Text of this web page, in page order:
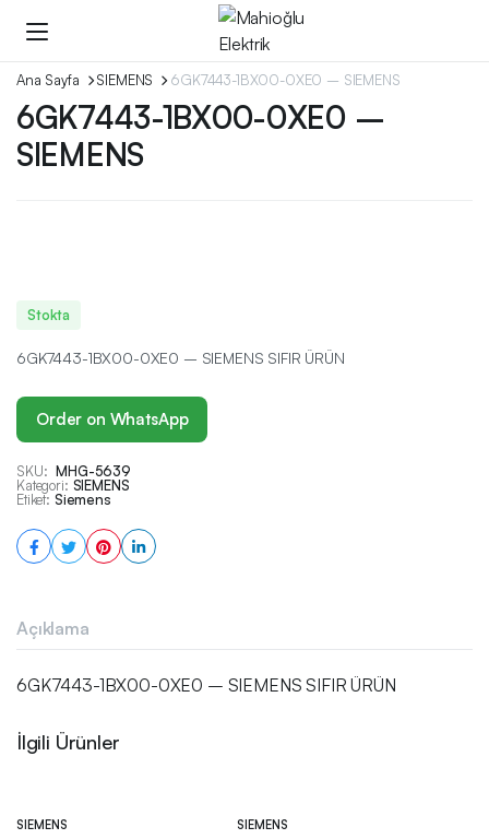
Ana Sayfa SIEMENS 6GK7443-1BX00-0XE0 – SIEMENS
6GK7443-1BX00-0XE0 –
SIEMENS
Stokta
6GK7443-1BX00-0XE0 – SIEMENS SIFIR ÜRÜN
Order on WhatsApp
SKU: MHG-5639
Kategori: SIEMENS
Etiket: Siemens
Açıklama
6GK7443-1BX00-0XE0 – SIEMENS SIFIR ÜRÜN
İlgili Ürünler
SIEMENS SIEMENS